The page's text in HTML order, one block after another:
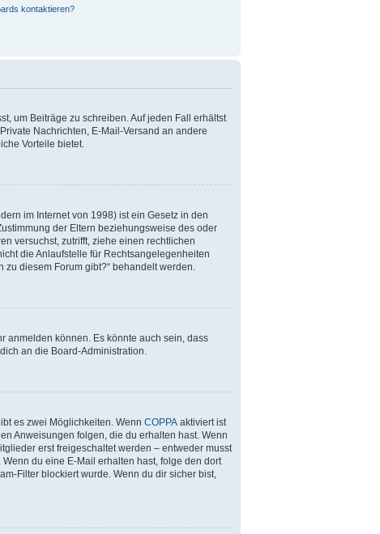
kontaktieren?
um Beiträge zu schreiben. Auf jeden Fall erhältst
Nachrichten, E-Mail-Versand an andere
Vorteile bietet.
im Internet von 1998) ist ein Gesetz in den
der Eltern beziehungsweise des oder
versuchst, zutrifft, ziehe einen rechtlichen
die Anlaufstelle für Rechtsangelegenheiten
diesem Forum gibt?“ behandelt werden.
anmelden können. Es könnte auch sein, dass
an die Board-Administration.
es zwei Möglichkeiten. Wenn COPPA aktiviert ist
Anweisungen folgen, die du erhalten hast. Wenn
erst freigeschaltet werden – entweder musst
du eine E-Mail erhalten hast, folge den dort
Filter blockiert wurde. Wenn du dir sicher bist,